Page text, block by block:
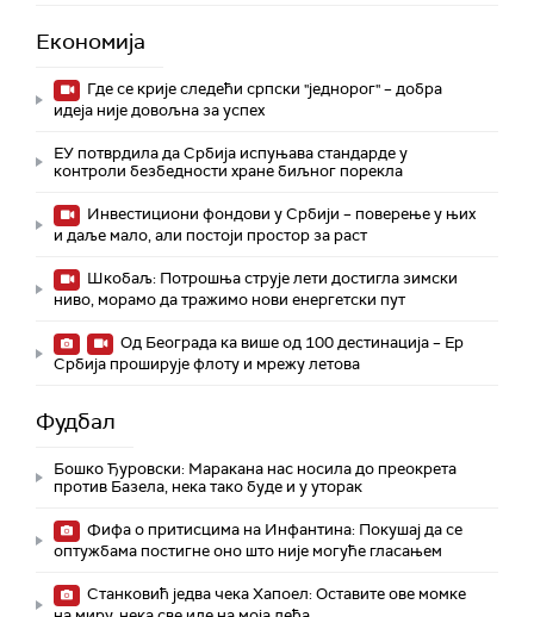
Економија
Где се крије следећи српски "једнорог" – добра
идеја није довољна за успех
ЕУ потврдила да Србија испуњава стандарде у
контроли безбедности хране биљног порекла
Инвестициони фондови у Србији – поверење у њих
и даље мало, али постоји простор за раст
Шкобаљ: Потрошња струје лети достигла зимски
ниво, морамо да тражимо нови енергетски пут
Од Београда ка више од 100 дестинација – Ер
Србија проширује флоту и мрежу летова
Фудбал
Бошко Ђуровски: Маракана нас носила до преокрета
против Базела, нека тако буде и у уторак
Фифа о притисцима на Инфантина: Покушај да се
оптужбама постигне оно што није могуће гласањем
Станковић једва чека Хапоел: Оставите ове момке